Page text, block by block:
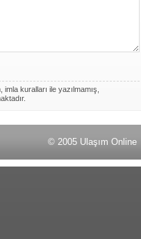
kuralları ile yazılmamış,
© 2005 Ulaşım Online